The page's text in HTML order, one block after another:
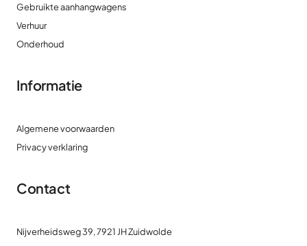
Gebruikte aanhangwagens
Verhuur
Onderhoud
Informatie
Algemene voorwaarden
Privacy verklaring
Contact
Nijverheidsweg 39, 7921 JH Zuidwolde